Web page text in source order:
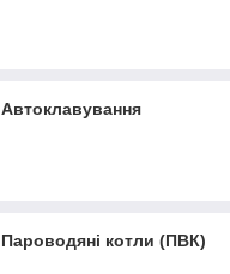
Автоклавування
Пароводяні котли (ПВК)